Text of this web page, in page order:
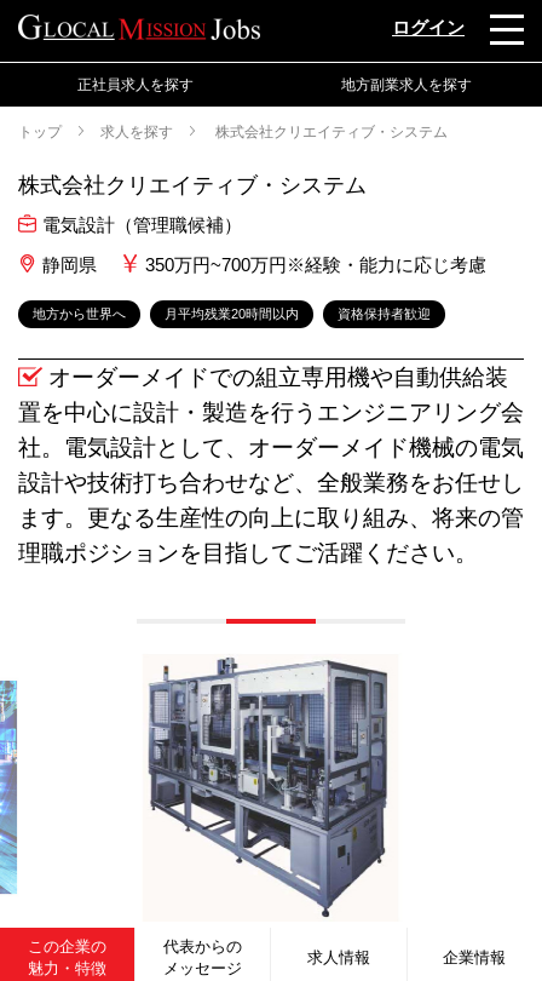
ログイン
正社員求人を探す 地方副業求人を探す
トップ 求人を探す 株式会社クリエイティブ・システム
株式会社クリエイティブ・システム
電気設計（管理職候補）
静岡県
350万円~700万円※経験・能力に応じ考慮
地方から世界へ 月平均残業20時間以内 資格保持者歓迎
オーダーメイドでの組立専用機や自動供給装
置を中心に設計・製造を行うエンジニアリング会
社。電気設計として、オーダーメイド機械の電気
設計や技術打ち合わせなど、全般業務をお任せし
ます。更なる生産性の向上に取り組み、将来の管
理職ポジションを目指してご活躍ください。
この企業の
魅力・特徴
代表からの
メッセージ
求人情報 企業情報